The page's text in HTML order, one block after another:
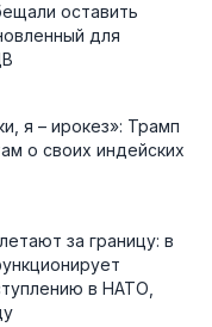
оставить
для
я – ирокез»: Трамп
о своих индейских
за границу: в
в НАТО,